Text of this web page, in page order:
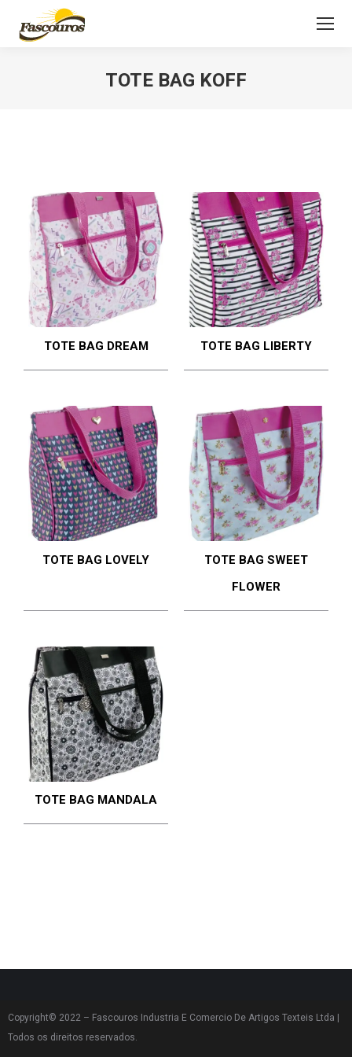
TOTE BAG KOFF
TOTE BAG DREAM TOTE BAG LIBERTY
TOTE BAG LOVELY
TOTE BAG SWEET
FLOWER
TOTE BAG MANDALA
Copyright© 2022 – Fascouros Industria E Comercio De Artigos Texteis Ltda |
Todos os direitos reservados.